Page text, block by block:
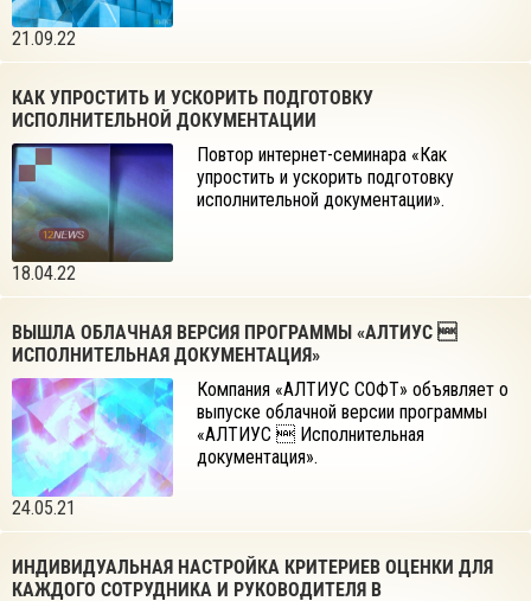
21.09.22
КАК УПРОСТИТЬ И УСКОРИТЬ ПОДГОТОВКУ
ИСПОЛНИТЕЛЬНОЙ ДОКУМЕНТАЦИИ
18.04.22
Повтор интернет-семинара «Как
упростить и ускорить подготовку
исполнительной документации».
ВЫШЛА ОБЛАЧНАЯ ВЕРСИЯ ПРОГРАММЫ «АЛТИУС 
ИСПОЛНИТЕЛЬНАЯ ДОКУМЕНТАЦИЯ»
24.05.21
Компания «АЛТИУС СОФТ» объявляет о
выпуске облачной версии программы
«АЛТИУС  Исполнительная
документация».
ИНДИВИДУАЛЬНАЯ НАСТРОЙКА КРИТЕРИЕВ ОЦЕНКИ ДЛЯ
КАЖДОГО СОТРУДНИКА И РУКОВОДИТЕЛЯ В